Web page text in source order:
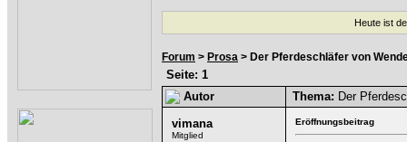
Heute ist
Forum > Prosa > Der Pferdeschläfer von
Seite: 1
Autor
Thema: Der
vimana
Mitglied
Eröffnungsbeitrag